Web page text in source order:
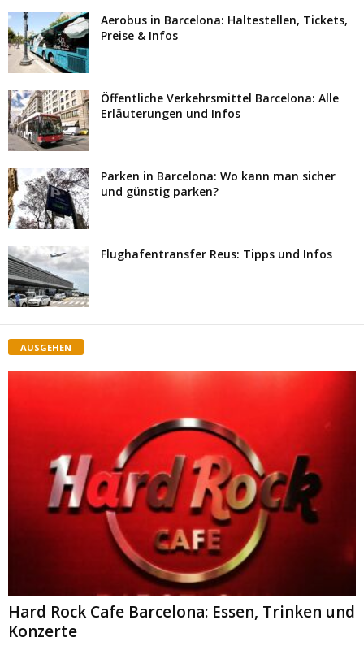
Aerobus in Barcelona: Haltestellen, Tickets,
Preise & Infos
Öffentliche Verkehrsmittel Barcelona: Alle
Erläuterungen und Infos
Parken in Barcelona: Wo kann man sicher
und günstig parken?
Flughafentransfer Reus: Tipps und Infos
AUSGEHEN
Hard Rock Cafe Barcelona: Essen, Trinken und
Konzerte